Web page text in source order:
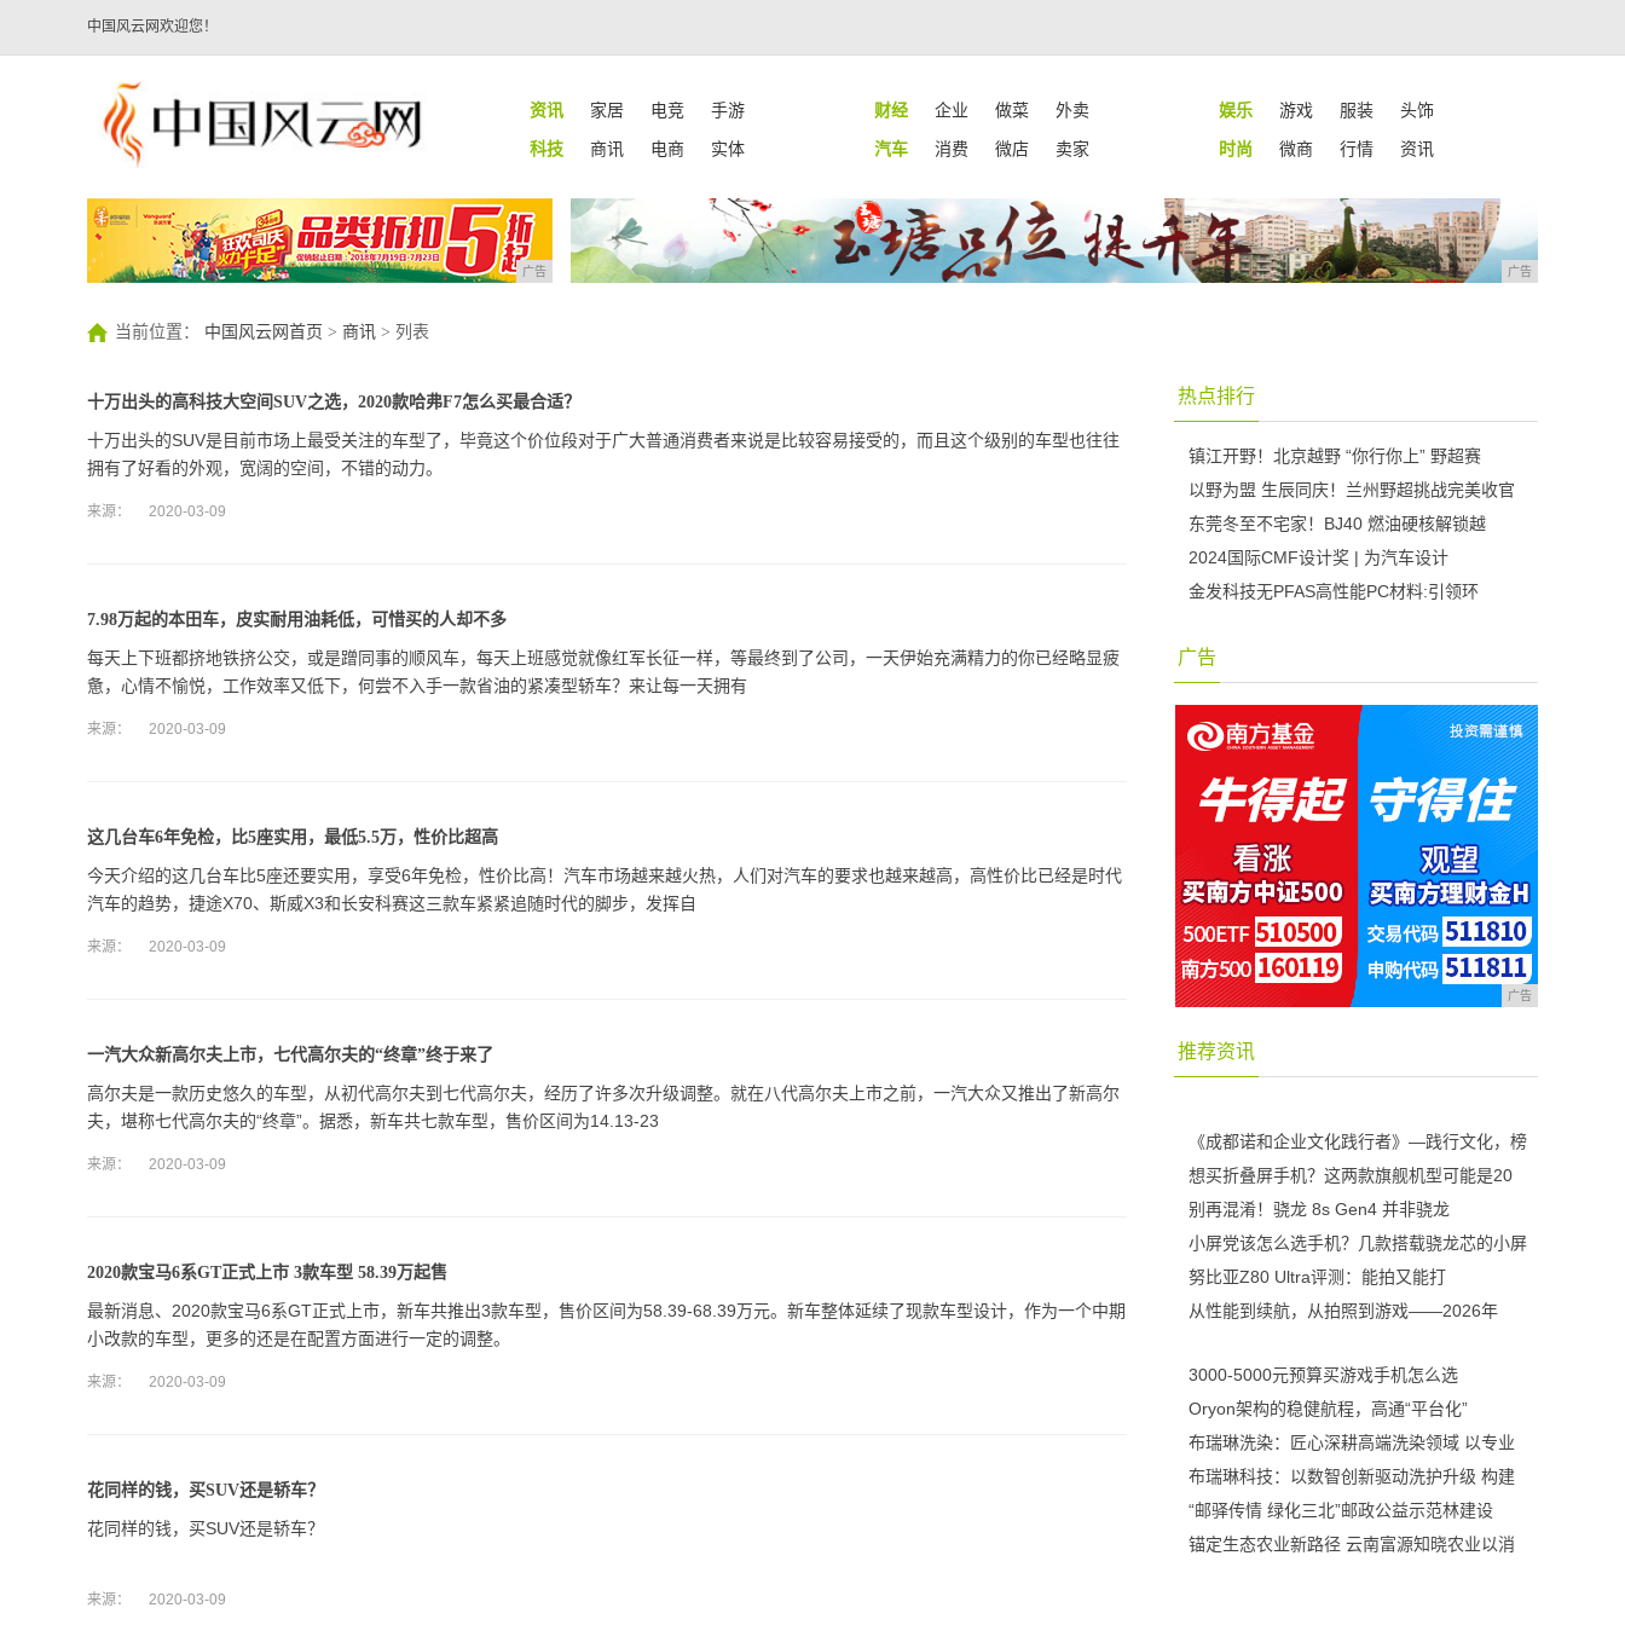
中国风云网欢迎您！
资讯 家居 电竞 手游 财经 企业 做菜 外卖 娱乐 游戏 服装
头饰
科技
商讯 电商 实体 汽车 消费 微店 卖家 时尚 微商 行情 资讯
广告 广告
当前位置： 中国风云网首页 > 商讯 > 列表
十万出头的高科技大空间SUV之选，2020款哈弗F7怎么买最合适？
十万出头的SUV是目前市场上最受关注的车型了，毕竟这个价位段对于广大普通消费者来说是比较容易接受的，而且这个级别的车型也往往
拥有了好看的外观，宽阔的空间，不错的动力。
来源： 2020-03-09
7.98万起的本田车，皮实耐用油耗低，可惜买的人却不多
每天上下班都挤地铁挤公交，或是蹭同事的顺风车，每天上班感觉就像红军长征一样，等最终到了公司，一天伊始充满精力的你已经略显疲
惫，心情不愉悦，工作效率又低下，何尝不入手一款省油的紧凑型轿车？来让每一天拥有
来源： 2020-03-09
这几台车6年免检，比5座实用，最低5.5万，性价比超高
今天介绍的这几台车比5座还要实用，享受6年免检，性价比高！汽车市场越来越火热，人们对汽车的要求也越来越高，高性价比已经是时代
汽车的趋势，捷途X70、斯威X3和长安科赛这三款车紧紧追随时代的脚步，发挥自
来源： 2020-03-09
一汽大众新高尔夫上市，七代高尔夫的“终章”终于来了
高尔夫是一款历史悠久的车型，从初代高尔夫到七代高尔夫，经历了许多次升级调整。就在八代高尔夫上市之前，一汽大众又推出了新高尔
夫，堪称七代高尔夫的“终章”。据悉，新车共七款车型，售价区间为14.13-23
来源： 2020-03-09
2020款宝马6系GT正式上市 3款车型 58.39万起售
最新消息、2020款宝马6系GT正式上市，新车共推出3款车型，售价区间为58.39-68.39万元。新车整体延续了现款车型设计，作为一个中期
小改款的车型，更多的还是在配置方面进行一定的调整。
来源： 2020-03-09
花同样的钱，买SUV还是轿车？
花同样的钱，买SUV还是轿车？
来源： 2020-03-09
热点排行
镇江开野！北京越野 “你行你上” 野超赛
以野为盟 生辰同庆！兰州野超挑战完美收官
东莞冬至不宅家！BJ40 燃油硬核解锁越
2024国际CMF设计奖 | 为汽车设计
金发科技无PFAS高性能PC材料:引领环
广告
广告
推荐资讯
《成都诺和企业文化践行者》—践行文化，榜
想买折叠屏手机？这两款旗舰机型可能是20
别再混淆！骁龙 8s Gen4 并非骁龙
小屏党该怎么选手机？几款搭载骁龙芯的小屏
努比亚Z80 Ultra评测：能拍又能打
从性能到续航，从拍照到游戏——2026年
3000-5000元预算买游戏手机怎么选
Oryon架构的稳健航程，高通“平台化”
布瑞琳洗染：匠心深耕高端洗染领域 以专业
布瑞琳科技：以数智创新驱动洗护升级 构建
“邮驿传情 绿化三北”邮政公益示范林建设
锚定生态农业新路径 云南富源知晓农业以消